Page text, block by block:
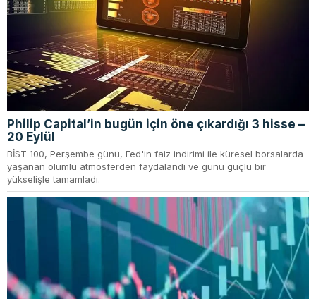
Philip Capital’in bugün için öne çıkardığı 3 hisse –
20 Eylül
BİST 100, Perşembe günü, Fed'in faiz indirimi ile küresel borsalarda
yaşanan olumlu atmosferden faydalandı ve günü güçlü bir
yükselişle tamamladı.